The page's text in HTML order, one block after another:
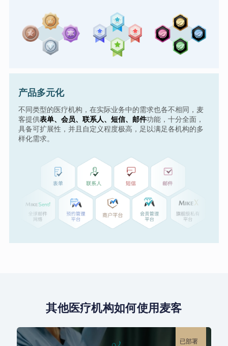
产品多元化
不同类型的医疗机构，在实际业务中的需求也各不相同，麦
客提供表单、会员、联系人、短信、邮件功能，十分全面，
具备可扩展性，并且自定义程度极高，足以满足各机构的多
样化需求。
其他医疗机构如何使用麦客
已部署